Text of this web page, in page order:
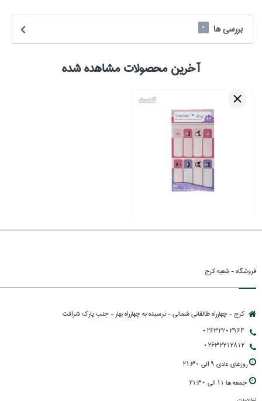
بررسی ها 0
آخرین محصولات مشاهده شده
فروشگاه - شعبه کرج
کرج - چهارراه طالقانی شمالی - نرسیده به چهارراه بهار - جنب پارك شرافت
02632202964
02632212812
روزهاي عادي 9 الي 21:30
جمعه ها 11 الي 21:30